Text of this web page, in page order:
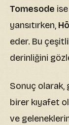
Tomesode
yansıtırken,
eder. Bu
derinliğini
Sonuç olarak,
birer kıyafet
ve